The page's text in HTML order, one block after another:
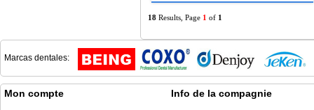
18 Results, Page 1 of 1
Marcas dentales:
Mon compte Info de la compagnie